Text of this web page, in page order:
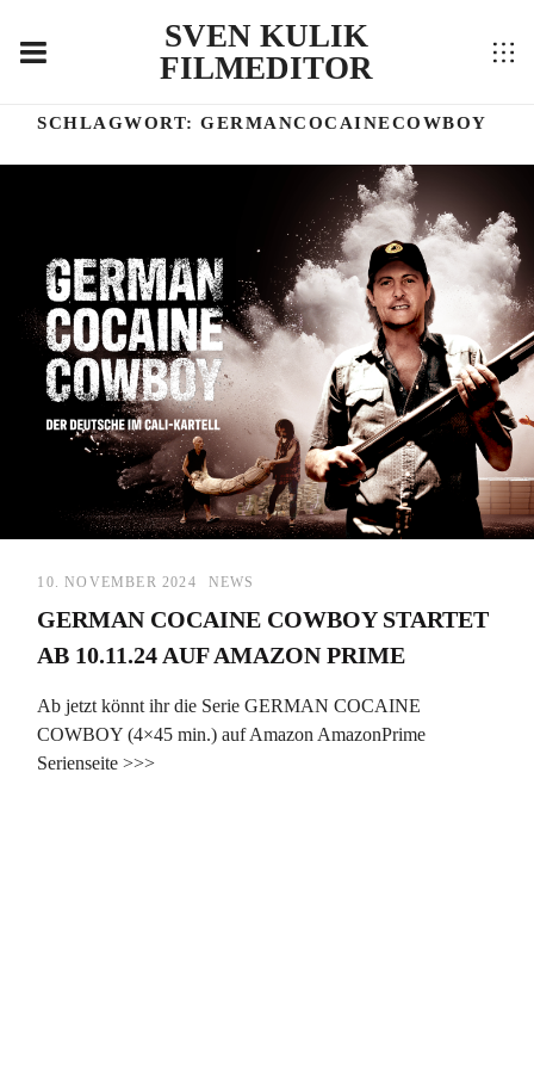
SVEN KULIK
FILMEDITOR
SCHLAGWORT:GERMANCOCAINECOWBOY
10. NOVEMBER 2024 NEWS
GERMAN COCAINE COWBOY STARTET
AB 10.11.24 AUF AMAZON PRIME
Ab jetzt könnt ihr die Serie GERMAN COCAINE
COWBOY (4×45 min.) auf Amazon AmazonPrime
Serienseite >>>